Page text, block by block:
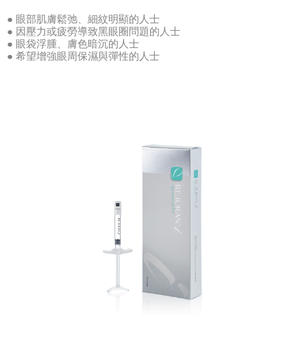
● 眼部肌膚鬆弛、細紋明顯的人士
● 因壓力或疲勞導致黑眼圈問題的人士
● 眼袋浮腫、膚色暗沉的人士
● 希望增強眼周保濕與彈性的人士